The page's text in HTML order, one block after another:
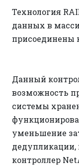
Технология
данных в
присоединены
Данный
возможность
системы
уменьшение
дедупликации,
контроллер